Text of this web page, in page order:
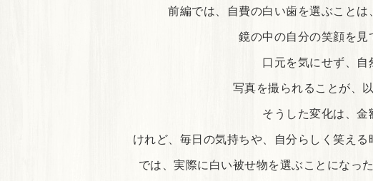
前編では、自費の白い歯を選ぶことは
鏡の中の自分の笑顔を見
口元を気にせず、自
写真を撮られることが、
そうした変化は、金
けれど、毎日の気持ちや、自分らしく笑え
では、実際に白い被せ物を選ぶことになっ